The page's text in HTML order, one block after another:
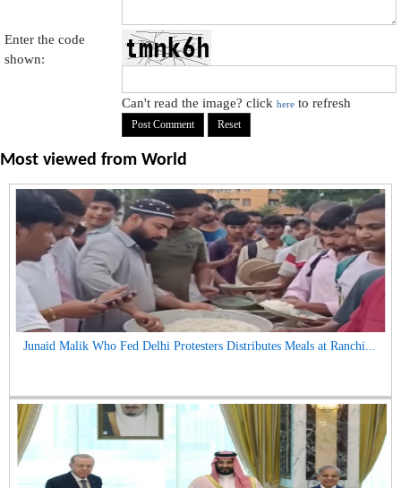
Enter the code
shown:
Can't read the image? clickhere to refresh
Most viewed from World
Junaid Malik Who Fed Delhi Protesters Distributes Meals at Ranchi...